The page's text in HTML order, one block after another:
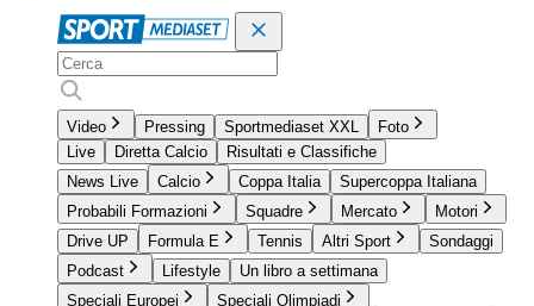
Video Pressing Sportmediaset XXL
Foto
Live
Diretta Calcio
Risultati e Classifiche
News Live
Calcio Coppa Italia
Supercoppa Italiana
Probabili Formazioni
Squadre Mercato
Motori
Drive UP
Formula E Tennis Altri Sport
Sondaggi
Podcast
Lifestyle
Un libro a settimana
Speciali Europei
Speciali Olimpiadi